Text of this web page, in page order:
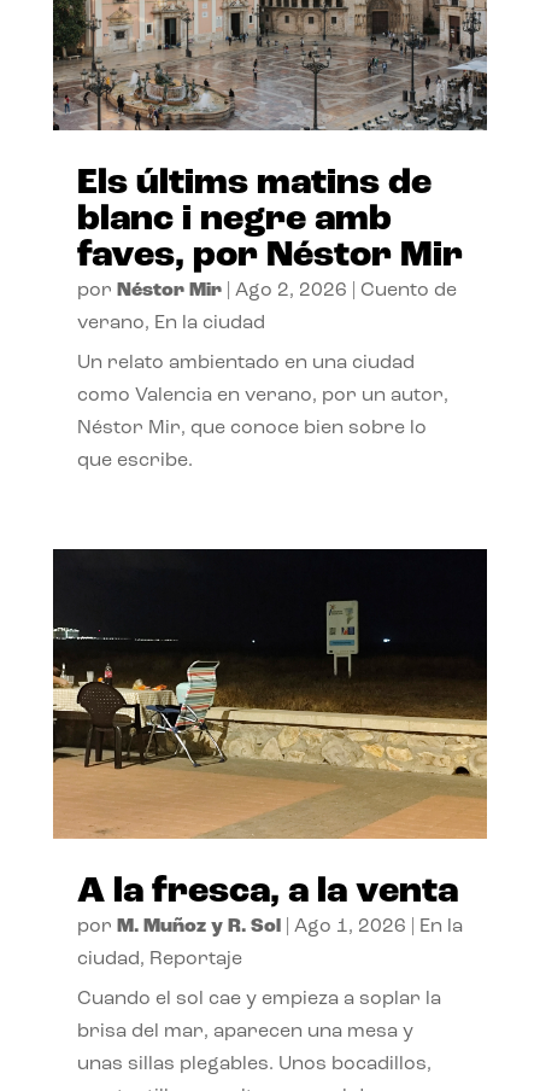
Els últims matins de
blanc i negre amb
faves, por Néstor Mir
por Néstor Mir| Ago 2, 2026
Cuento de
verano, En la ciudad
Un relato ambientado en una ciudad
como Valencia en verano, por un autor,
Néstor Mir, que conoce bien sobre lo
que escribe.
A la fresca, a la venta
por M. Muñoz y R. Sol| Ago 1, 2026
En la
ciudad, Reportaje
Cuando el sol cae y empieza a soplar la
brisa del mar, aparecen una mesa y
unas sillas plegables. Unos bocadillos,